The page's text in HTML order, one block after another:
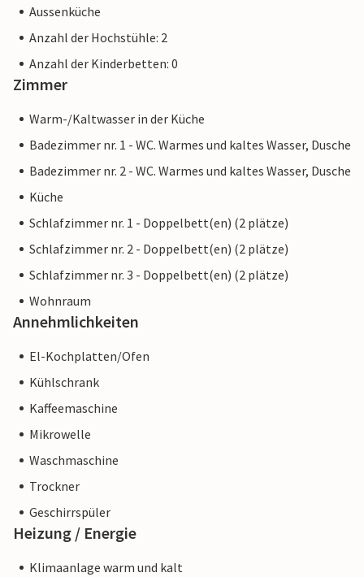
Aussenküche
Anzahl der Hochstühle: 2
Anzahl der Kinderbetten: 0
Zimmer
Warm-/Kaltwasser in der Küche
Badezimmer nr. 1 - WC. Warmes und kaltes Wasser, Dusche
Badezimmer nr. 2 - WC. Warmes und kaltes Wasser, Dusche
Küche
Schlafzimmer nr. 1 - Doppelbett(en) (2 plätze)
Schlafzimmer nr. 2 - Doppelbett(en) (2 plätze)
Schlafzimmer nr. 3 - Doppelbett(en) (2 plätze)
Wohnraum
Annehmlichkeiten
El-Kochplatten/Ofen
Kühlschrank
Kaffeemaschine
Mikrowelle
Waschmaschine
Trockner
Geschirrspüler
Heizung / Energie
Klimaanlage warm und kalt